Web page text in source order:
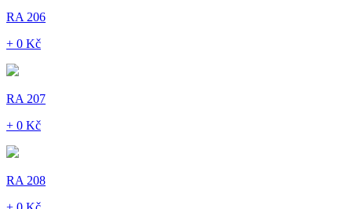
RA 206
+ 0 Kč
RA 207
+ 0 Kč
RA 208